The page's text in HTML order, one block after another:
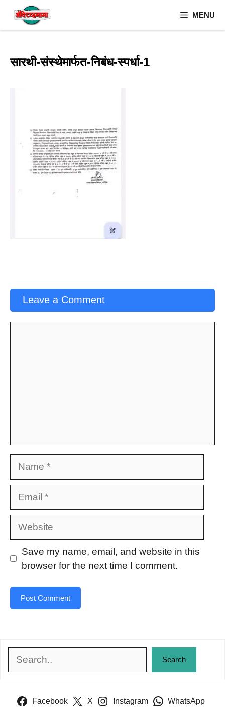
MENU
सारथी-संस्थेमार्फत-निबंध-स्पर्धा-1
Leave a Comment
Website
Save my name, email, and website in this
browser for the next time I comment.
Search
Facebook X Instagram
WhatsApp